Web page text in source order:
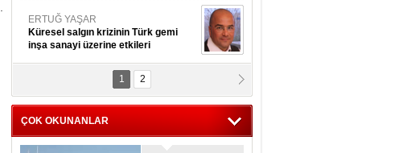
ERTUĞ YAŞAR
Küresel salgın krizinin Türk gemi
inşa sanayi üzerine etkileri
Kpt. MESUT AZMİ GÖKSOY
ithafen...
1 2
ÇOK OKUNANLAR